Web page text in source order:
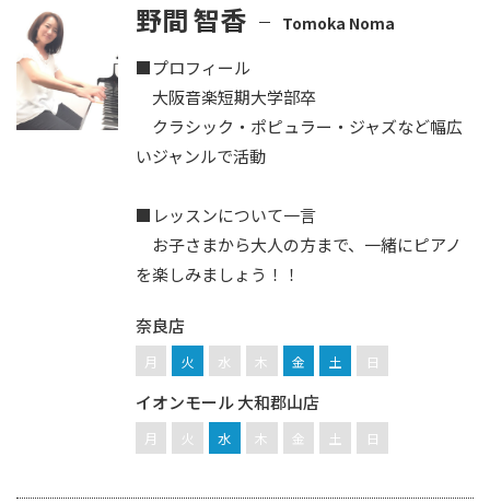
野間 智香 Tomoka Noma
■プロフィール
大阪音楽短期大学部卒
クラシック・ポピュラー・ジャズなど幅広
いジャンルで活動
■レッスンについて一言
お子さまから大人の方まで、一緒にピアノ
を楽しみましょう！！
奈良店
月 火 水 木 金 土 日
イオンモール 大和郡山店
月 火 水 木 金 土 日